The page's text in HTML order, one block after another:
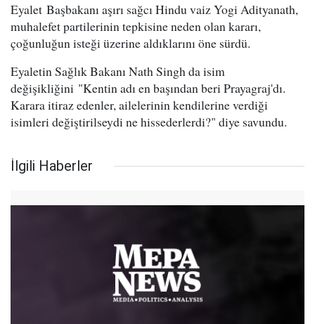
Eyalet Başbakanı aşırı sağcı Hindu vaiz Yogi Adityanath,
muhalefet partilerinin tepkisine neden olan kararı,
çoğunluğun isteği üzerine aldıklarını öne sürdü.
Eyaletin Sağlık Bakanı Nath Singh da isim
değişikliğini "Kentin adı en başından beri Prayagraj'dı.
Karara itiraz edenler, ailelerinin kendilerine verdiği
isimleri değiştirilseydi ne hissederlerdi?" diye savundu.
İlgili Haberler